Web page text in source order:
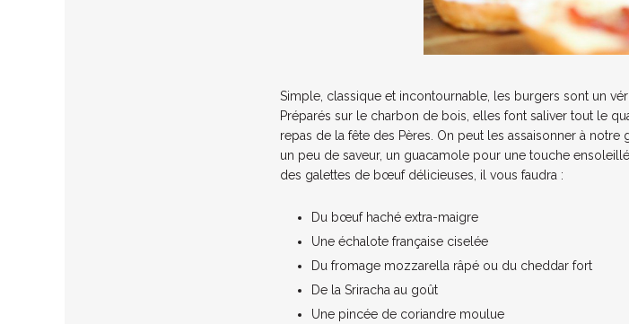
Simple, classique et incontournable, les burgers sont un
Préparés sur le charbon de bois, elles font saliver tout le
repas de la fête des Pères. On peut les assaisonner à
un peu de saveur, un guacamole pour une touche
des galettes de bœuf délicieuses, il vous faudra :
Du bœuf haché extra-maigre
Une échalote française ciselée
Du fromage mozzarella râpé ou du cheddar fort
De la Sriracha au goût
Une pincée de coriandre moulue